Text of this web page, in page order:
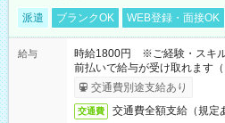
派遣 ブランクOK WEB登録・面接OK
給与
時給1800円 ※ご経験・スキ
前払いで給与が受け取れます
交通費別途支給あり
交通費 交通費全額支給（規定